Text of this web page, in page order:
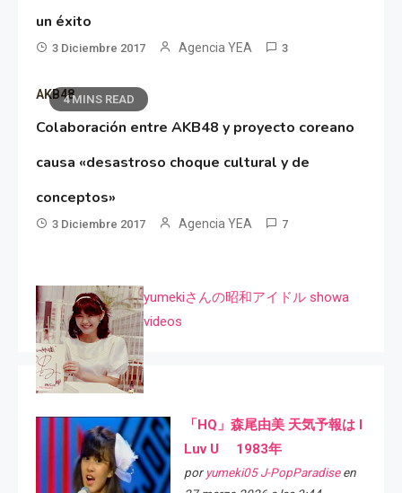
un éxito
3 Diciembre 2017 Agencia YEA 3
4 MINS READ
AKB48
Colaboración entre AKB48 y proyecto coreano
causa «desastroso choque cultural y de
conceptos»
3 Diciembre 2017 Agencia YEA 7
yumekiさんの昭和アイドル showa
videos
「HQ」森尾由美 天気予報は I
Luv U 1983年
por yumeki05 J-PopParadiseen